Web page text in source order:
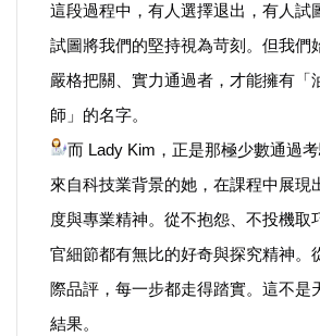
婦女/孩童
命理/信仰/宗教/宮廟/教會
演講/發表會/論壇/研討會
這段過程中，有人選擇退出，有人試
試圖將我們的堅持視為苛刻。但我們
嚴格把關、實力通過者，才能擁有「
師」的名字。
而 Lady Kim，正是那極少數通過考
來自科技業背景的她，在課程中展現
度與專業精神。從不抱怨、不投機取
官細節都有無比的好奇與探究精神。
際品評，每一步都走得踏實。這不是
結果。